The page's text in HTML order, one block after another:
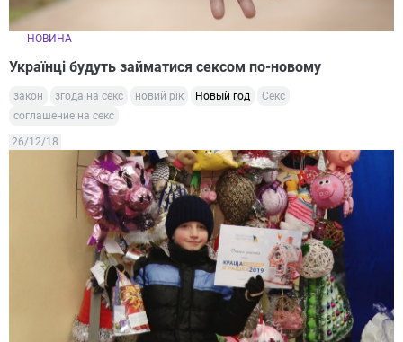
НОВИНА
Українці будуть займатися сексом по-новому
закон згода на секс новий рік Новый год
Секс
соглашение на секс
26/12/18